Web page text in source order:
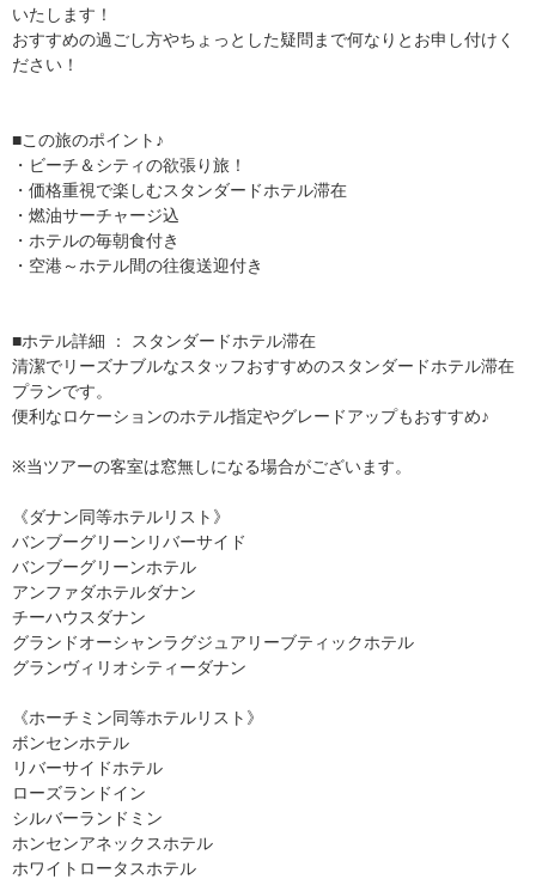
いたします！
おすすめの過ごし方やちょっとした疑問まで何なりとお申し付けく
ださい！
■この旅のポイント♪
・ビーチ＆シティの欲張り旅！
・価格重視で楽しむスタンダードホテル滞在
・燃油サーチャージ込
・ホテルの毎朝食付き
・空港～ホテル間の往復送迎付き
■ホテル詳細 ： スタンダードホテル滞在
清潔でリーズナブルなスタッフおすすめのスタンダードホテル滞在
プランです。
便利なロケーションのホテル指定やグレードアップもおすすめ♪
※当ツアーの客室は窓無しになる場合がございます。
《ダナン同等ホテルリスト》
バンブーグリーンリバーサイド
バンブーグリーンホテル
アンファダホテルダナン
チーハウスダナン
グランドオーシャンラグジュアリーブティックホテル
グランヴィリオシティーダナン
《ホーチミン同等ホテルリスト》
ボンセンホテル
リバーサイドホテル
ローズランドイン
シルバーランドミン
ホンセンアネックスホテル
ホワイトロータスホテル